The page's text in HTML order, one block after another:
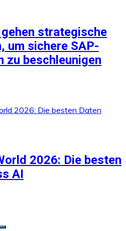
strategische
um sichere SAP-
zu beschleunigen
2026: Die besten
AI